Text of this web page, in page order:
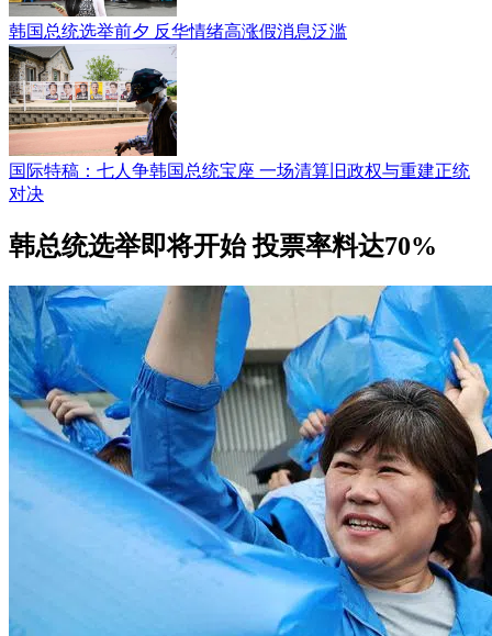
韩国总统选举前夕 反华情绪高涨假消息泛滥
国际特稿：七人争韩国总统宝座 一场清算旧政权与重建正统
对决
韩总统选举即将开始 投票率料达70%